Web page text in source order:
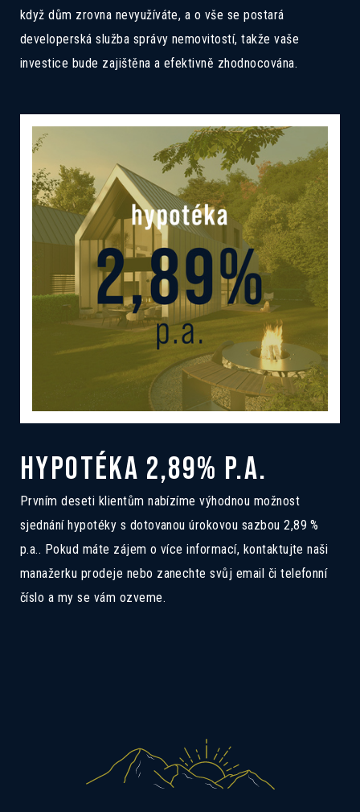
když dům zrovna nevyužíváte, a o vše se postará
developerská služba správy nemovitostí, takže vaše
investice bude zajištěna a efektivně zhodnocována.
HYPOTÉKA 2,89% P.A.
Prvním deseti klientům nabízíme výhodnou možnost
sjednání hypotéky s dotovanou úrokovou sazbou 2,89 %
p.a.. Pokud máte zájem o více informací, kontaktujte naši
manažerku prodeje nebo zanechte svůj email či telefonní
číslo a my se vám ozveme.
9B
Pokud Vás zajímá tento dům, ozvěte se
nám a rádi Vás seznámíme se všemi
možnostmi.